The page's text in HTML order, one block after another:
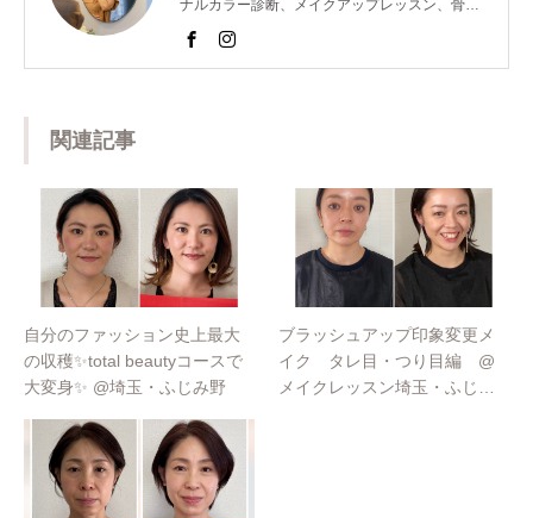
ナルカラー診断、メイクアップレッスン、骨格
診断、顔診断、ショッピング同行のメニューを
当するなど多岐にわたり活躍中。
関連記事
自分のファッション史上最大
の収穫✨total beautyコースで
大変身✨ @埼玉・ふじみ野
ブラッシュアップ印象変更メ
イク タレ目・つり目編 @
メイクレッスン埼玉・ふじみ